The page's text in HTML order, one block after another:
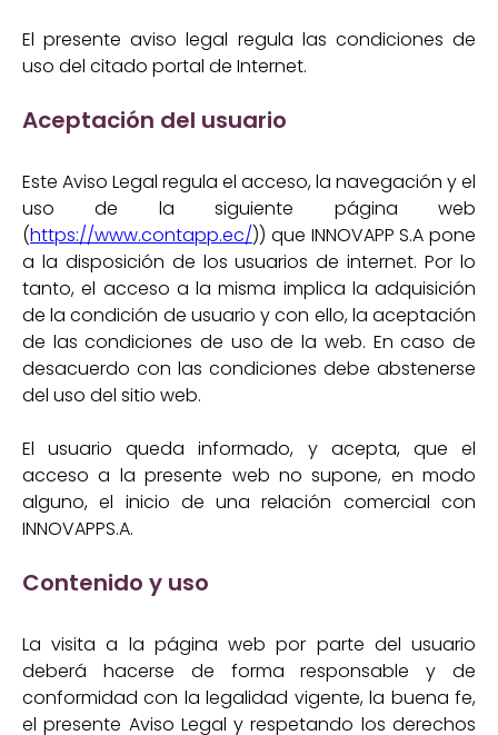
El presente aviso legal regula las condiciones de
uso del citado portal de Internet.
Aceptación del usuario
Este Aviso Legal regula el acceso, la navegación y el
uso de la siguiente página web
(https://www.contapp.ec/)) que INNOVAPP S.A pone
a la disposición de los usuarios de internet. Por lo
tanto, el acceso a la misma implica la adquisición
de la condición de usuario y con ello, la aceptación
de las condiciones de uso de la web. En caso de
desacuerdo con las condiciones debe abstenerse
del uso del sitio web.
El usuario queda informado, y acepta, que el
acceso a la presente web no supone, en modo
alguno, el inicio de una relación comercial con
INNOVAPPS.A.
Contenido y uso
La visita a la página web por parte del usuario
deberá hacerse de forma responsable y de
conformidad con la legalidad vigente, la buena fe,
el presente Aviso Legal y respetando los derechos